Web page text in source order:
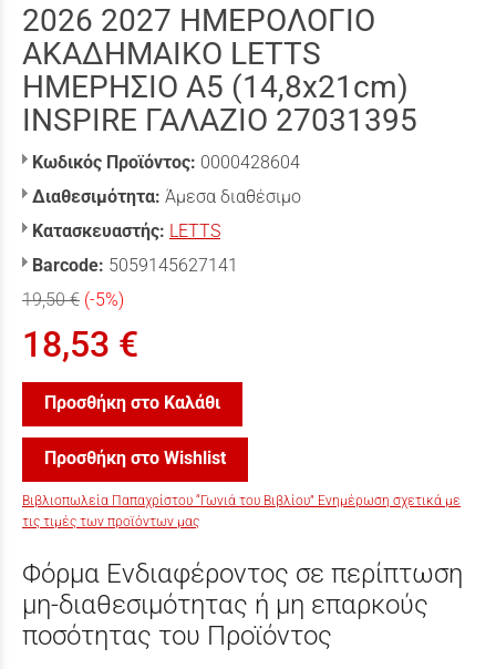
2026 2027 ΗΜΕΡΟΛΟΓΙΟ
ΑΚΑΔΗΜΑΙΚΟ LETTS
ΗΜΕΡΗΣΙΟ A5 (14,8x21cm)
INSPIRE ΓΑΛΑΖΙΟ 27031395
Κωδικός Προϊόντος: 0000428604
Διαθεσιμότητα: Άμεσα διαθέσιμο
Κατασκευαστής: LETTS
Barcode: 5059145627141
19,50 € (-5%)
18,53 €
Προσθήκη στο Καλάθι
Προσθήκη στο Wishlist
Βιβλιοπωλεία Παπαχρίστου “Γωνιά του Βιβλίου” Ενημέρωση σχετικά με
τις τιμές των προϊόντων μας
Φόρμα Ενδιαφέροντος σε περίπτωση
μη-διαθεσιμότητας ή μη επαρκούς
ποσότητας του Προϊόντος